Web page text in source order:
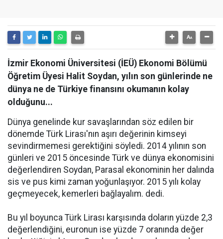
İzmir Ekonomi Üniversitesi (İEÜ) Ekonomi Bölümü
Öğretim Üyesi Halit Soydan, yılın son günlerinde ne
dünya ne de Türkiye finansını okumanın kolay
olduğunu...
Dünya genelinde kur savaşlarından söz edilen bir
dönemde Türk Lirası'nın aşırı değerinin kimseyi
sevindirmemesi gerektiğini söyledi. 2014 yılının son
günleri ve 2015 öncesinde Türk ve dünya ekonomisini
değerlendiren Soydan, Parasal ekonominin her dalında
sis ve pus kimi zaman yoğunlaşıyor. 2015 yılı kolay
geçmeyecek, kemerleri bağlayalım. dedi.
Bu yıl boyunca Türk Lirası karşısında doların yüzde 2,3
değerlendiğini, euronun ise yüzde 7 oranında değer